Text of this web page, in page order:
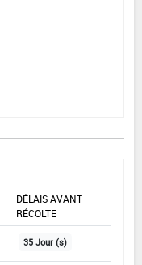
DÉLAIS AVANT
RÉCOLTE
35 Jour (s)